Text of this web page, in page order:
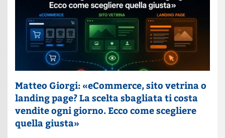
Matteo Giorgi: «eCommerce, sito vetrina o
landing page? La scelta sbagliata ti costa
vendite ogni giorno. Ecco come scegliere
quella giusta»